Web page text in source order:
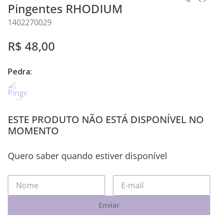
Pingentes RHODIUM
1402270029
R$ 48,00
Pedra:
ESTE PRODUTO NÃO ESTÁ DISPONÍVEL NO
MOMENTO
Quero saber quando estiver disponível
Enviar